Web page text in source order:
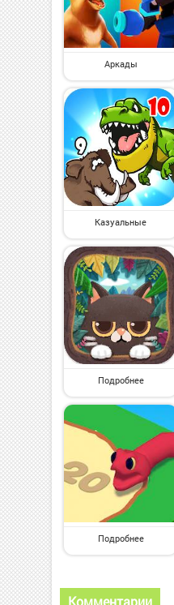
Аркады
Казуальные
Подробнее
Подробнее
Комментарии